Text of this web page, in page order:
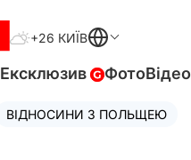
+26 КИЇВ
Ексклюзив ФотоВідео
ВІДНОСИНИ З ПОЛЬЩЕЮ